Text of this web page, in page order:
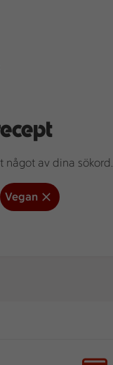
något av dina sökord.
Vegan